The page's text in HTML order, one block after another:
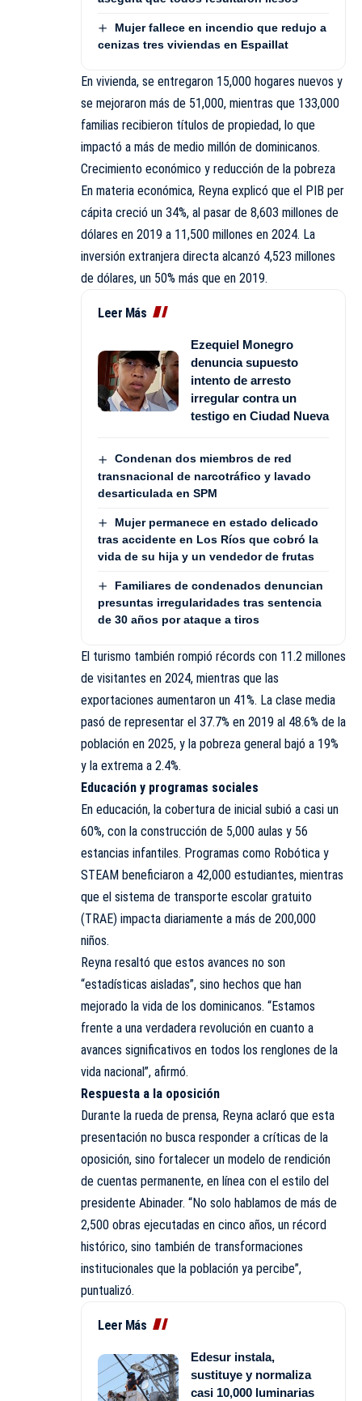
Mujer fallece en incendio que redujo a
cenizas tres viviendas en Espaillat
En vivienda, se entregaron 15,000 hogares nuevos y
se mejoraron más de 51,000, mientras que 133,000
familias recibieron títulos de propiedad, lo que
impactó a más de medio millón de dominicanos.
Crecimiento económico y reducción de la pobreza
En materia económica, Reyna explicó que el PIB per
cápita creció un 34%, al pasar de 8,603 millones de
dólares en 2019 a 11,500 millones en 2024. La
inversión extranjera directa alcanzó 4,523 millones
de dólares, un 50% más que en 2019.
Leer Más
Ezequiel Monegro
denuncia supuesto
intento de arresto
irregular contra un
testigo en Ciudad Nueva
Condenan dos miembros de red
transnacional de narcotráfico y lavado
desarticulada en SPM
Mujer permanece en estado delicado
tras accidente en Los Ríos que cobró la
vida de su hija y un vendedor de frutas
Familiares de condenados denuncian
presuntas irregularidades tras sentencia
de 30 años por ataque a tiros
El turismo también rompió récords con 11.2 millones
de visitantes en 2024, mientras que las
exportaciones aumentaron un 41%. La clase media
pasó de representar el 37.7% en 2019 al 48.6% de la
población en 2025, y la pobreza general bajó a 19%
y la extrema a 2.4%.
Educación y programas sociales
En educación, la cobertura de inicial subió a casi un
60%, con la construcción de 5,000 aulas y 56
estancias infantiles. Programas como Robótica y
STEAM beneficiaron a 42,000 estudiantes, mientras
que el sistema de transporte escolar gratuito
(TRAE) impacta diariamente a más de 200,000
niños.
Reyna resaltó que estos avances no son
“estadísticas aisladas”, sino hechos que han
mejorado la vida de los dominicanos. “Estamos
frente a una verdadera revolución en cuanto a
avances significativos en todos los renglones de la
vida nacional”, afirmó.
Respuesta a la oposición
Durante la rueda de prensa, Reyna aclaró que esta
presentación no busca responder a críticas de la
oposición, sino fortalecer un modelo de rendición
de cuentas permanente, en línea con el estilo del
presidente Abinader. “No solo hablamos de más de
2,500 obras ejecutadas en cinco años, un récord
histórico, sino también de transformaciones
institucionales que la población ya percibe”,
puntualizó.
Leer Más
Edesur instala,
sustituye y normaliza
casi 10,000 luminarias